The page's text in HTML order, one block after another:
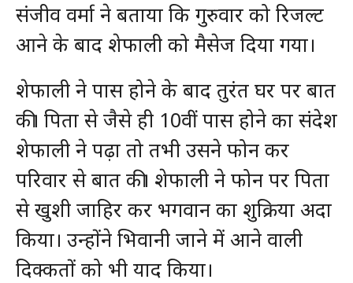
संजीव वर्मा ने बताया कि गुरुवार को रिजल्ट
आने के बाद शेफाली को मैसेज दिया गया।
शेफाली ने पास होने के बाद तुरंत घर पर बात
की। पिता से जैसे ही 10वीं पास होने का संदेश
शेफाली ने पढ़ा तो तभी उसने फोन कर
परिवार से बात की। शेफाली ने फोन पर पिता
से खुशी जाहिर कर भगवान का शुक्रिया अदा
किया। उन्होंने भिवानी जाने में आने वाली
दिक्कतों को भी याद किया।